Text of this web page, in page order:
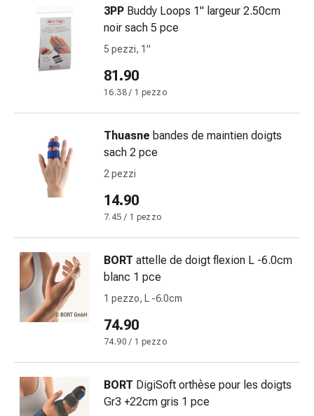
cambio
Medicazioni
adesive
Trattamento
Spray
ferite
adesivi
per
chiusura
ferite
Unguento
Tamponi
medicali
3PP Buddy Loops 1" largeur 2.50cm
noir sach 5 pce
5 pezzi, 1"
81.90
16.38 / 1 pezzo
Thuasne bandes de maintien doigts
sach 2 pce
2 pezzi
14.90
7.45 / 1 pezzo
BORT attelle de doigt flexion L -6.0cm
blanc 1 pce
1 pezzo, L -6.0cm
74.90
74.90 / 1 pezzo
BORT DigiSoft orthèse pour les doigts
Gr3 +22cm gris 1 pce